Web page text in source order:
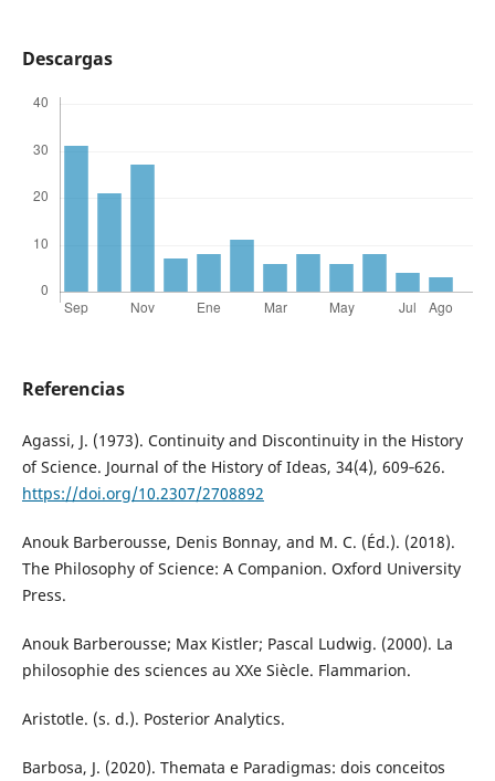
Descargas
Referencias
Agassi, J. (1973). Continuity and Discontinuity in the History
of Science. Journal of the History of Ideas, 34(4), 609‑626.
https://doi.org/10.2307/2708892
Anouk Barberousse, Denis Bonnay, and M. C. (Éd.). (2018).
The Philosophy of Science: A Companion. Oxford University
Press.
Anouk Barberousse; Max Kistler; Pascal Ludwig. (2000). La
philosophie des sciences au XXe Siècle. Flammarion.
Aristotle. (s. d.). Posterior Analytics.
Barbosa, J. (2020). Themata e Paradigmas: dois conceitos